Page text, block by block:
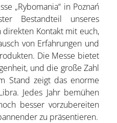
„Rybomania“ in Poznań
Bestandteil unseres
Kontakt mit euch,
von Erfahrungen und
Die Messe bietet
und die große Zahl
Stand zeigt das enorme
Jedes Jahr bemühen
besser vorzubereiten
zu präsentieren.